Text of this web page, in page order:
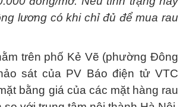
lương có khi chỉ đủ để mua rau
trên phố Kẻ Vẽ (phường Đông
sát của PV Báo điện tử VTC
bằng giá của các mặt hàng rau